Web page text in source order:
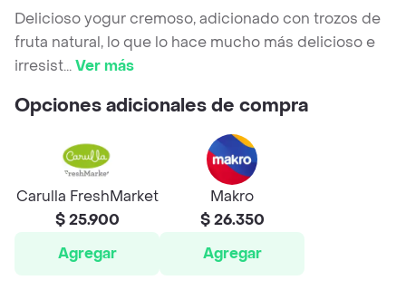
Delicioso yogur cremoso, adicionado con trozos de
fruta natural, lo que lo hace mucho más delicioso e
irresist...Ver más
Opciones adicionales de compra
Carulla FreshMarket
$ 25.900
Agregar
Makro
$ 26.350
Agregar